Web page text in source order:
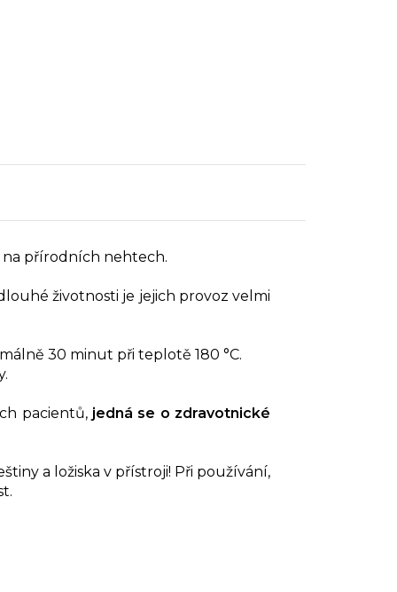
přírodních nehtech.
životnosti je jejich provoz velmi
30 minut při teplotě 180 °C.
pacientů, jedná se o zdravotnické
a ložiska v přístroji! Při používání,